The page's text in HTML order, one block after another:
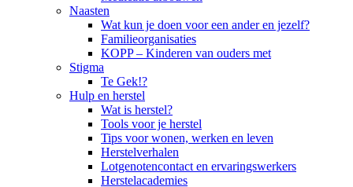
Naasten
Wat kun je doen voor een ander en jezelf?
Familieorganisaties
KOPP – Kinderen van ouders met
Stigma
Te Gek!?
Hulp en herstel
Wat is herstel?
Tools voor je herstel
Tips voor wonen, werken en leven
Herstelverhalen
Lotgenotencontact en ervaringswerkers
Herstelacademies